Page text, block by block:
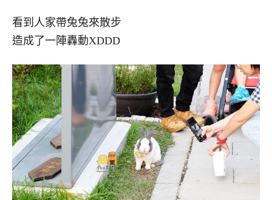
看到人家帶兔兔來散步
造成了一陣轟動XDDD